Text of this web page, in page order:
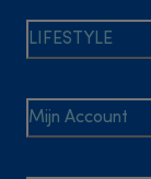
LIFESTYLE
Mijn Account